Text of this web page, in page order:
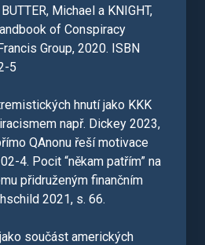
Michael a KNIGHT,
of Conspiracy
Group, 2020. ISBN
5
hnutí jako KKK
např. Dickey 2023,
QAnonu řeší motivace
4. Pocit “někam patřím” na
přidruženým finančním
2021, s. 66.
součást amerických